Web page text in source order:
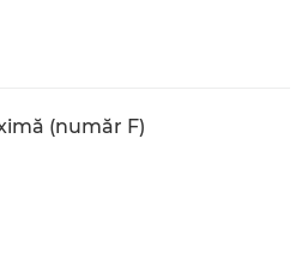
(număr F)